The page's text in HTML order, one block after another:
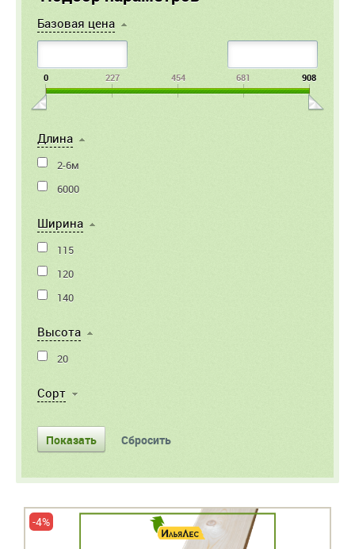
Базовая цена
0 227 454 681 908
Длина
2-6м
6000
Ширина
115
120
140
Высота
20
Cорт
-4%